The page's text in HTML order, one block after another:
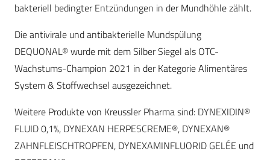
bakteriell bedingter Entzündungen in der Mundhöhle zählt.
Die antivirale und antibakterielle Mundspülung
DEQUONAL® wurde mit dem Silber Siegel als OTC-
Wachstums-Champion 2021 in der Kategorie Alimentäres
System & Stoffwechsel ausgezeichnet.
Weitere Produkte von Kreussler Pharma sind: DYNEXIDIN®
FLUID 0,1%, DYNEXAN HERPESCREME®, DYNEXAN®
ZAHNFLEISCHTROPFEN, DYNEXAMINFLUORID GELÉE und